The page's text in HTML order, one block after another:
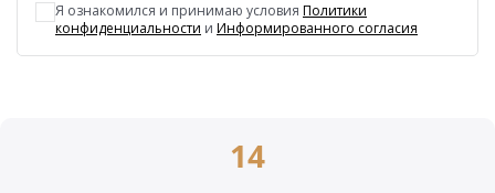
Я ознакомился и принимаю условия Политики
конфиденциальности и Информированного согласия
14